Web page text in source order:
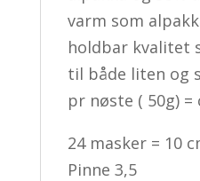
varm som
holdbar kvalitet
til både liten og
pr nøste ( 50g) =
24 masker = 10
Pinne 3,5